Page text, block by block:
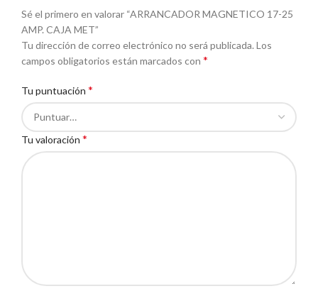
Sé el primero en valorar “ARRANCADOR MAGNETICO 17-25
AMP. CAJA MET”
Tu dirección de correo electrónico no será publicada. Los
campos obligatorios están marcados con *
Tu puntuación *
Tu valoración *